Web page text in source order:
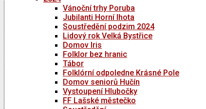
Vánoční trhy Poruba
Jubilanti Horní lhota
Soustředění podzim 2024
Lidový rok Velká Bystřice
Domov Iris
Folklor bez hranic
Tábor
Folklórní odpoledne Krásné Pole
Domov seniorů Hučín
Vystoupení Hlubočky
FF Lašské městečko